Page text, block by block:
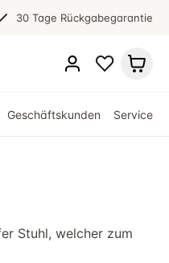
30 Tage Rückgabegarantie
Geschäftskunden Service
Stuhl, welcher zum